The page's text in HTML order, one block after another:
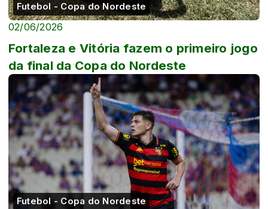
Futebol - Copa do Nordeste
02/06/2026
Fortaleza e Vitória fazem o primeiro jogo
da final da Copa do Nordeste
Futebol - Copa do Nordeste